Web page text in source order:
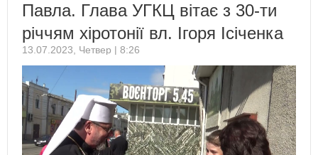
Павла. Глава УГКЦ вітає з 30-ти
річчям хіротонії вл. Ігоря Ісіченка
13.07.2023, Четвер | 8:26